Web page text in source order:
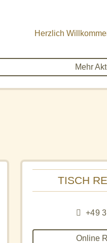
Herzlich
Mehr
TISCH
+49
Online